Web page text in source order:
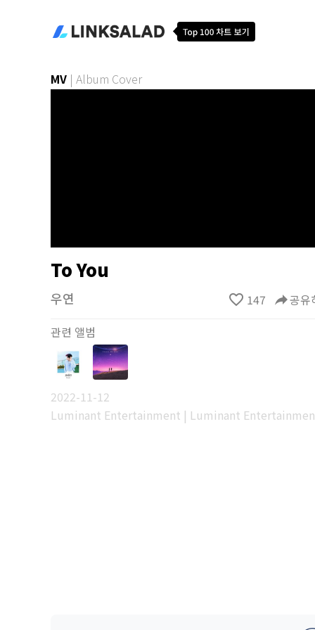
MV | Album Cover
To You
우연 favorite_border 147 reply공유
관련 앨범
2022-11-12
Luminant Entertainment | Luminant